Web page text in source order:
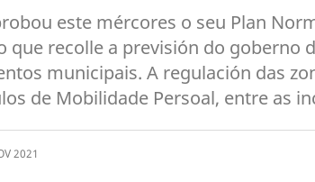
este mércores o seu Plan
que recolle a previsión do goberno
municipais. A regulación das
de Mobilidade Persoal, entre as
2021